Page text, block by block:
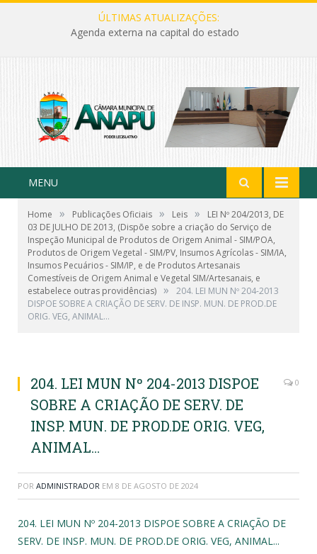
ÚLTIMAS ATUALIZAÇÕES:
Agenda externa na capital do estado
MENU
Home » Publicações Oficiais » Leis »
LEI Nº 204/2013, DE
03 DE JULHO DE 2013, (Dispõe sobre a criação do Serviço de
Inspeção Municipal de Produtos de Origem Animal - SIM/POA,
Produtos de Origem Vegetal - SIM/PV, Insumos Agrícolas - SIM/IA,
Insumos Pecuários - SIM/IP, e de Produtos Artesanais
Comestíveis de Origem Animal e Vegetal SIM/Artesanais, e
estabelece outras providências) »
204. LEI MUN Nº 204-2013
DISPOE SOBRE A CRIAÇÃO DE SERV. DE INSP. MUN. DE PROD.DE
ORIG. VEG, ANIMAL…
204. LEI MUN Nº 204-2013 DISPOE
SOBRE A CRIAÇÃO DE SERV. DE
INSP. MUN. DE PROD.DE ORIG. VEG,
ANIMAL…
0
POR ADMINISTRADOR EM 8 DE AGOSTO DE 2024
204. LEI MUN Nº 204-2013 DISPOE SOBRE A CRIAÇÃO DE
SERV. DE INSP. MUN. DE PROD.DE ORIG. VEG, ANIMAL...